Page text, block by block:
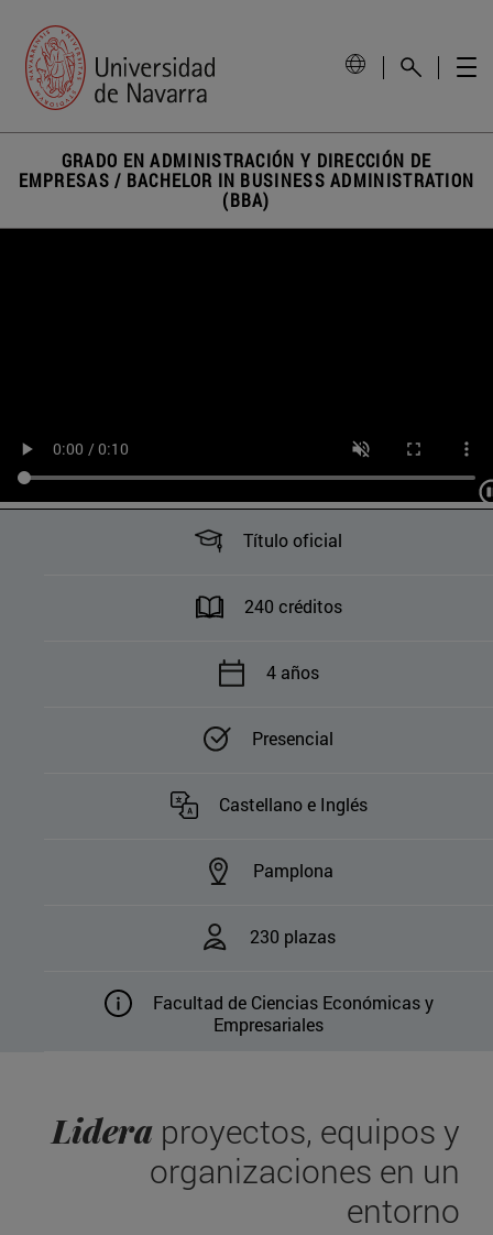
GRADO EN ADMINISTRACIÓN Y DIRECCIÓN DE
EMPRESAS / BACHELOR IN BUSINESS ADMINISTRATION
(BBA)
Título oficial
240 créditos
4 años
Presencial
Castellano e Inglés
Pamplona
230 plazas
Facultad de Ciencias Económicas y
Empresariales
Lidera proyectos, equipos y
organizaciones en un
entorno